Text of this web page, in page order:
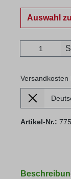
Auswahl
Produkt
Versandkosten
Lieferland
Versandkosten
Artikel-Nr.: